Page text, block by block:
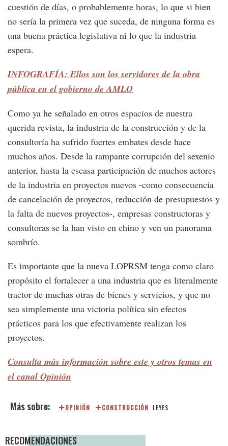
cuestión de días, o probablemente horas, lo que si bien
no sería la primera vez que suceda, de ninguna forma es
una buena práctica legislativa ni lo que la industria
espera.
INFOGRAFÍA: Ellos son los servidores de la obra
pública en el gobierno de AMLO
Como ya he señalado en otros espacios de nuestra
querida revista, la industria de la construcción y de la
consultoría ha sufrido fuertes embates desde hace
muchos años. Desde la rampante corrupción del sexenio
anterior, hasta la escasa participación de muchos actores
de la industria en proyectos nuevos -como consecuencia
de cancelación de proyectos, reducción de presupuestos y
la falta de nuevos proyectos-, empresas constructoras y
consultoras se la han visto en chino y ven un panorama
sombrío.
Es importante que la nueva LOPRSM tenga como claro
propósito el fortalecer a una industria que es literalmente
tractor de muchas otras de bienes y servicios, y que no
sea simplemente una victoria política sin efectos
prácticos para los que efectivamente realizan los
proyectos.
Consulta más información sobre este y otros temas en
el canal Opinión
OPINIÓN CONSTRUCCIÓN LEYES
RECOMENDACIONES